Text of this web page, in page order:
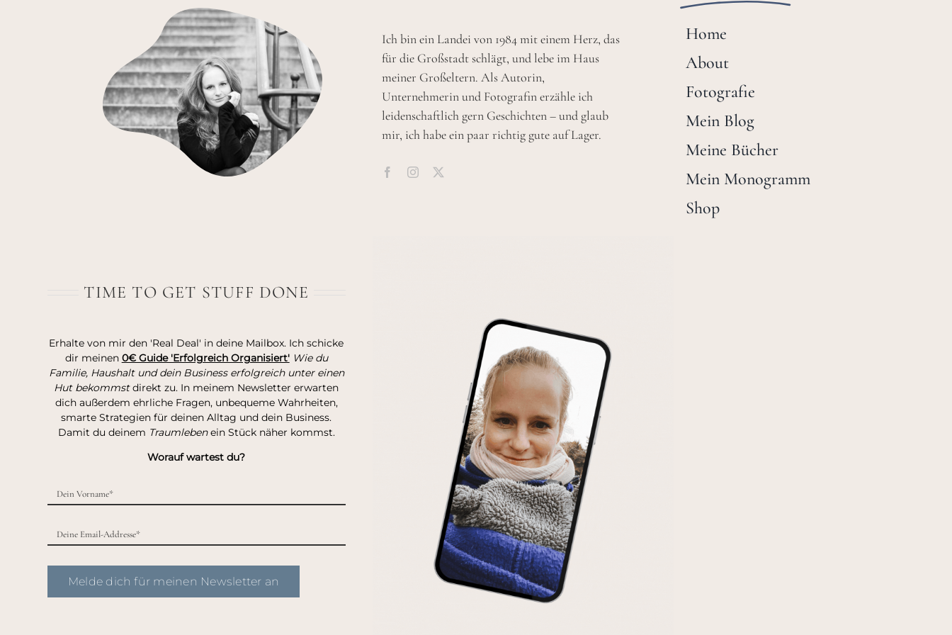
Ich bin ein Landei von 1984 mit einem Herz, das
für die Großstadt schlägt, und lebe im Haus
meiner Großeltern. Als Autorin,
Unternehmerin und Fotografin erzähle ich
leidenschaftlich gern Geschichten – und glaub
mir, ich habe ein paar richtig gute auf Lager.
Home
About
Fotografie
Mein Blog
Meine Bücher
Mein Monogramm
Shop
TIME TO GET STUFF DONE
Erhalte von mir den 'Real Deal' in deine Mailbox. Ich schicke
dir meinen 0€ Guide 'Erfolgreich Organisiert' Wie du
Familie, Haushalt und dein Business erfolgreich unter einen
Hut bekommstdirekt zu. In meinem Newsletter erwarten
dich außerdem ehrliche Fragen, unbequeme Wahrheiten,
smarte Strategien für deinen Alltag und dein Business.
Damit du deinem Traumlebenein Stück näher kommst.
Worauf wartest du?
Melde dich für meinen Newsletter an